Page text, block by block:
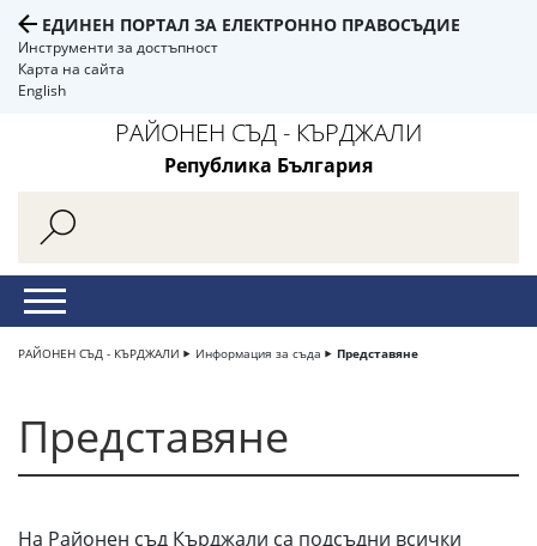
ЕДИНЕН ПОРТАЛ ЗА ЕЛЕКТРОННО ПРАВОСЪДИЕ
Инструменти за достъпност
Карта на сайта
English
РАЙОНЕН СЪД - КЪРДЖАЛИ
Република България
РАЙОНЕН СЪД - КЪРДЖАЛИ Информация за съда Представяне
Представяне
На Районен съд Кърджали са подсъдни всички